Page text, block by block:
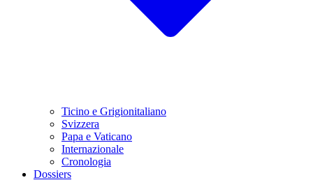
Ticino e Grigionitaliano
Svizzera
Papa e Vaticano
Internazionale
Cronologia
Dossiers